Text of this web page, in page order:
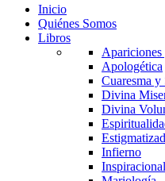
Inicio
Quiénes Somos
Libros
Apariciones
Apologética
Cuaresma y
Divina
Divina
Infierno
Inspiracional